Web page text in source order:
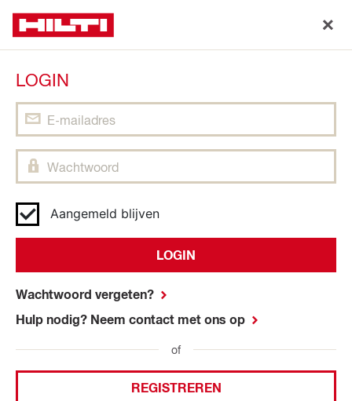
LOGIN
Aangemeld blijven
LOGIN
Wachtwoord vergeten?
Hulp nodig? Neem contact met ons op
of
REGISTREREN